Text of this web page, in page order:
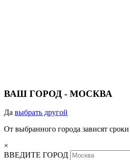
ВАШ ГОРОД - МОСКВА
Да выбрать другой
От выбранного города зависят сроки
×
ВВЕДИТЕ ГОРОД